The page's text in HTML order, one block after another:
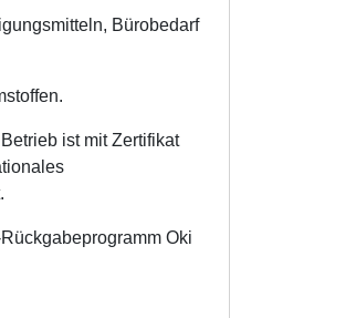
Bürobedarf
ist mit Zertifikat
Oki